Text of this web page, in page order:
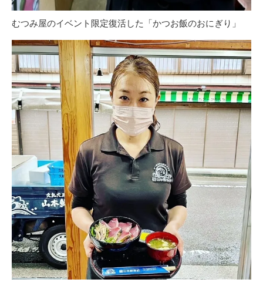
むつみ屋のイベント限定復活した「かつお飯のおにぎり」